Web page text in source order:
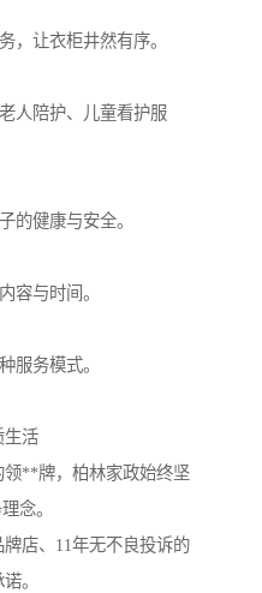
，让衣柜井然有序。
人陪护、儿童看护服
的健康与安全。
容与时间。
服务模式。
生活
**牌，柏林家政始终坚
念。
店、11年无不良投诉的
。